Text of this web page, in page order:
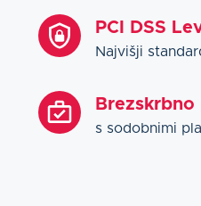
PCI DSS
Najvišji
s sodobnimi